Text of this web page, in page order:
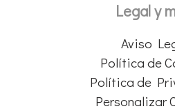
Legal y
Aviso
Política de
Política de
Personalizar